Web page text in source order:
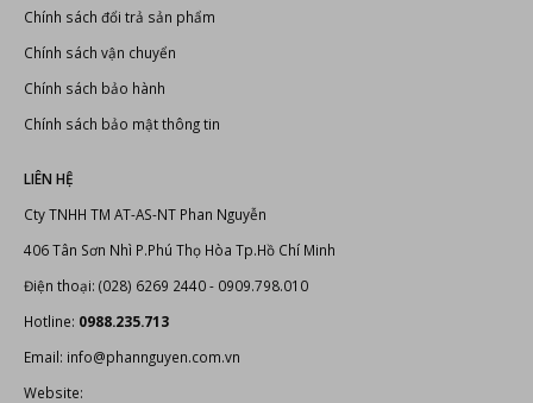
Chính sách đổi trả sản phẩm
Chính sách vận chuyển
Chính sách bảo hành
Chính sách bảo mật thông tin
LIÊN HỆ
Cty TNHH TM AT-AS-NT Phan Nguyễn
406 Tân Sơn Nhì P.Phú Thọ Hòa Tp.Hồ Chí Minh
Điện thoại: (028) 6269 2440 - 0909.798.010
Hotline: 0988.235.713
Email: info@phannguyen.com.vn
Website: